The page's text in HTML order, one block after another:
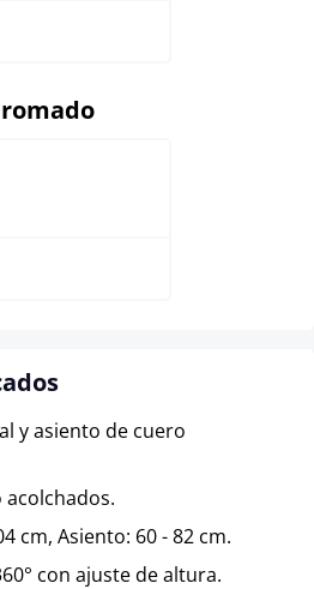
select
y asiento de cuero
cm, Asiento: 60 - 82 cm.
con ajuste de altura.